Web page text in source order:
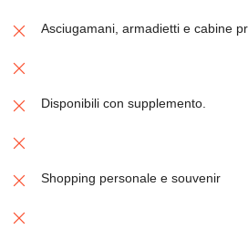
Asciugamani, armadietti e cabine
Disponibili con supplemento.
Shopping personale e souvenir